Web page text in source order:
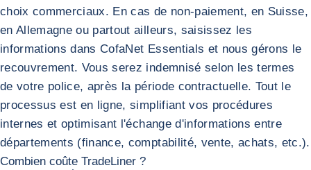
choix commerciaux. En cas de non-paiement, en Suisse,
en Allemagne ou partout ailleurs, saisissez les
informations dans CofaNet Essentials et nous gérons le
recouvrement. Vous serez indemnisé selon les termes
de votre police, après la période contractuelle. Tout le
processus est en ligne, simplifiant vos procédures
internes et optimisant l'échange d'informations entre
départements (finance, comptabilité, vente, achats, etc.).
Combien coûte TradeLiner ?